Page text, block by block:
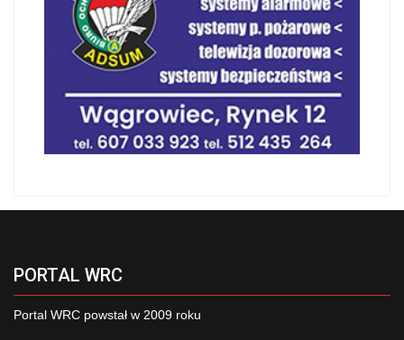
PORTAL WRC
Portal WRC powstał w 2009 roku